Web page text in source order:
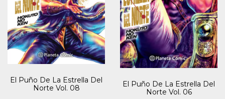
El Puño De La Estrella Del
Norte Vol. 08
El Puño De La Estrella Del
Norte Vol. 06